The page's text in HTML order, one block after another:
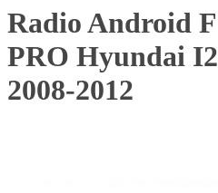
Radio Android
PRO Hyundai
2008-2012